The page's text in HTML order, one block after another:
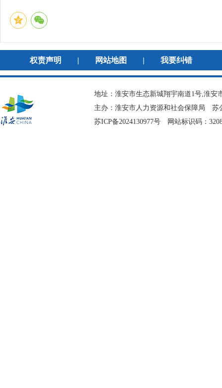
权责声明 | 网站地图 | 我要纠错
地址：淮安市生态新城翔宇南道1号,淮
主办：淮安市人力资源和社会保障局 苏
苏ICP备2024130977号 网站标识码：